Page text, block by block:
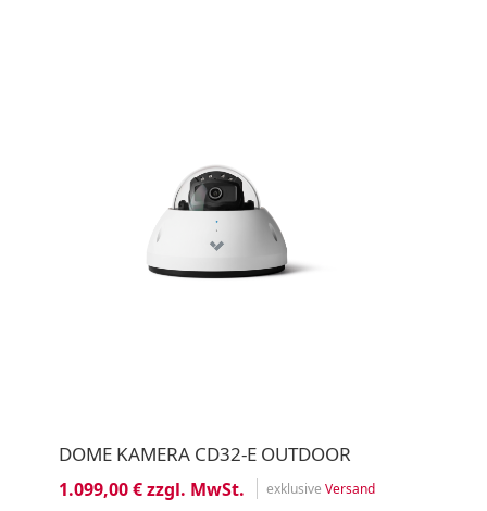
DOME KAMERA CD32-E OUTDOOR
1.099,00 € zzgl. MwSt. exklusive Versand